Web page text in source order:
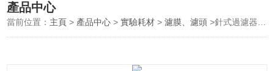
產品中心
當前位置： 主頁 > 產品中心 >實驗耗材 >濾膜、濾頭 >針式過濾器一次性濾頭有機尼龍0.45um*13mm